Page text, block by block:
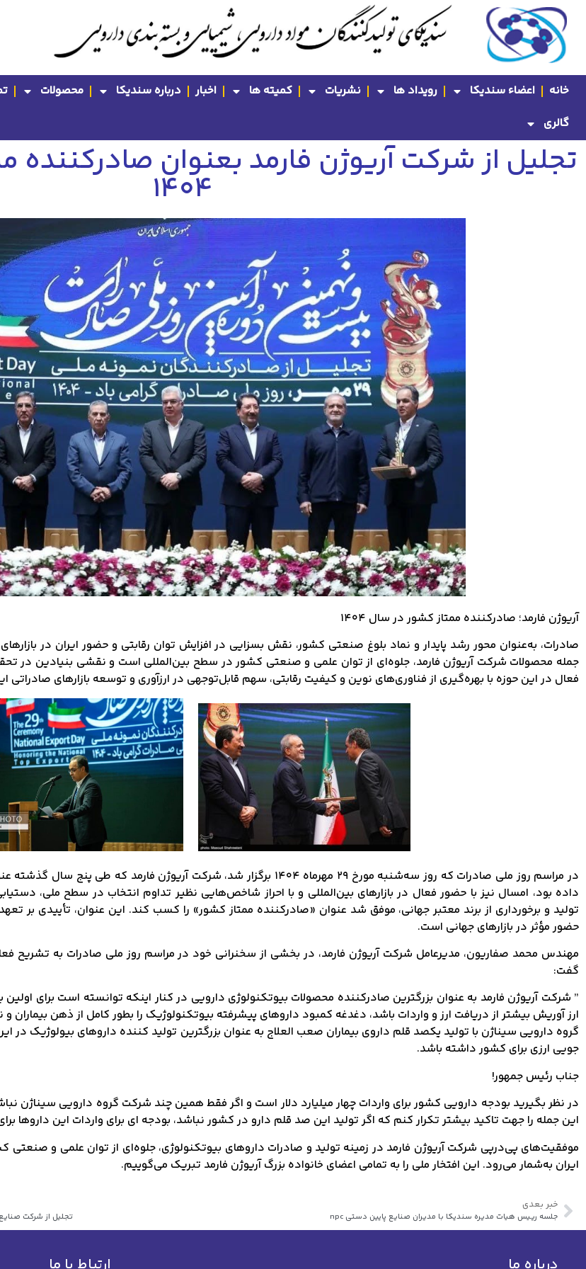
خانه اعضاء سندیکا رویداد ها نشریات کمیته ها اخبار درباره سندیکا محصولات
گالری
تجلیل از شرکت آریوژن فارمد بعنوان صادرکننده
۱۴۰۴
آریوژن فارمد؛ صادرکننده ممتاز کشور در سال ۱۴۰۴
صادرات، به‌عنوان محور رشد پایدار و نماد بلوغ صنعتی کشور، نقش بسزایی در افزایش توان رقابتی و حضور ایران در
جمله محصولات شرکت آریوژن فارمد، جلوه‌ای از توان علمی و صنعتی کشور در سطح بین‌المللی است و نقشی بنیادین در
فعال در این حوزه با بهره‌گیری از فناوری‌های نوین و کیفیت رقابتی، سهم قابل‌توجهی در ارزآوری و توسعه بازارهای صادراتی
در مراسم روز ملی صادرات که روز سه‌شنبه مورخ ۲۹ مهرماه ۱۴۰۴ برگزار شد، شرکت آریوژن
داده بود، امسال نیز با حضور فعال در بازارهای بین‌المللی و با احراز شاخص‌هایی نظیر تداوم انتخاب در سطح ملی، دستیابی
تولید و برخورداری از برند معتبر جهانی، موفق شد عنوان «صادرکننده ممتاز کشور» را کسب کند. این عنوان، تأییدی بر تعهد
حضور مؤثر در بازارهای جهانی است.
مهندس محمد صفاریون، مدیرعامل شرکت آریوژن فارمد، در بخشی از سخنرانی خود در مراسم روز ملی صادرات به تشریح
گفت:
” شرکت آریوژن فارمد به عنوان بزرگترین صادرکننده محصولات بیوتکنولوژی دارویی در کنار اینکه توانسته است برای اولین
ارز آوریش بیشتر از دریافت ارز و واردات باشد، دغدغه کمبود داروهای پیشرفته بیوتکنولوژیک را بطور کامل از ذهن بیماران
گروه دارویی سیناژن با تولید یکصد قلم داروی بیماران صعب العلاج به عنوان بزرگترین تولید کننده داروهای بیولوژیک در
جویی ارزی برای کشور داشته باشد.
جناب رئیس جمهور!
در نظر بگیرید بودجه دارویی کشور برای واردات چهار میلیارد دلار است و اگر فقط همین چند شرکت گروه دارویی سیناژن
این جمله را جهت تاکید بیشتر تکرار کنم که اگر تولید این صد قلم دارو در کشور نباشد، بودجه ای برای واردات این داروها
موفقیت‌های پی‌درپی شرکت آریوژن فارمد در زمینه تولید و صادرات داروهای بیوتکنولوژی، جلوه‌ای از توان علمی و صنعتی
ایران به‌شمار می‌رود. این افتخار ملی را به تمامی اعضای خانواده بزرگ آریوژن فارمد تبریک می‌گوییم.
خبر بعدی
جلسه رییس هیات مدیره سندیکا با مدیران صنایع پایین دستی npc تجلیل از شرکت